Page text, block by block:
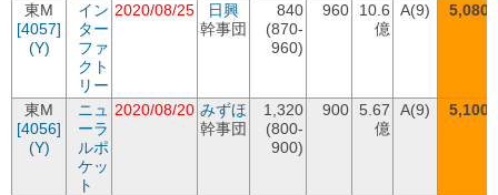
東M
[4057]
(Y)
イン
ター
ファ
クト
リー
2020/08/25
日興
幹事団
840
(870-
960)
960
10.6
億
A(9) 5,080
東M
[4056]
(Y)
ニュ
ーラ
ルポ
ケッ
ト
2020/08/20 みずほ
幹事団
1,320
(800-
900)
900 5.67
億
A(9) 5,100